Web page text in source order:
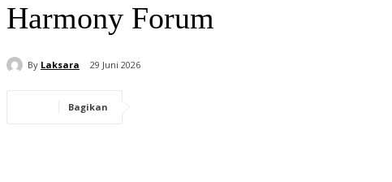
Harmony Forum
By Laksara 29 Juni 2026
Bagikan